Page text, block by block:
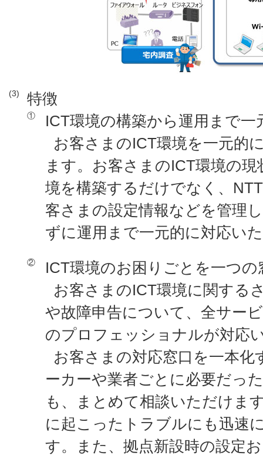
(3) 特徴
①
ICT環境の構築から運用まで一
お客さまのICT環境を一元的
ます。お客さまのICT環境の
境を構築するだけでなく、
客さまの設定情報などを管理
ずに運用まで一元的に対応い
②
ICT環境のお困りごとを一つ
お客さまのICT環境に関する
や故障申告について、全サー
のプロフェッショナルが対応
お客さまの対応窓口を一本
ーカーや業者ごとに必要だっ
も、まとめて相談いただけま
に起こったトラブルにも迅速
す。また、拠点新設時の設定